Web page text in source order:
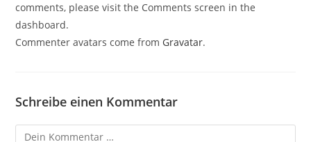
comments, please visit the Comments screen in the
dashboard.
Commenter avatars come from Gravatar.
Schreibe einen Kommentar
Kommentar